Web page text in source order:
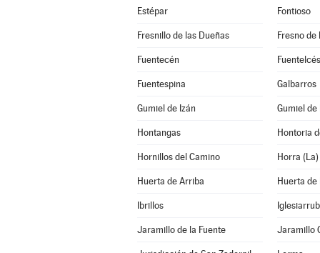
Estépar Fontioso
Fresnillo de las Dueñas Fresno de
Fuentecén
Fuentespina Galbarros
Gumiel de Izán Gumiel
Hontangas Hontoria
Hornillos del Camino Horra (La)
Huerta de Arriba Huerta de
Ibrillos
Jaramillo de la Fuente Jaramillo